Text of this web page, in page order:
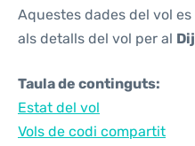
Aquestes dades del vol
als detalls del vol per al
Taula de continguts:
Estat del vol
Vols de codi compartit